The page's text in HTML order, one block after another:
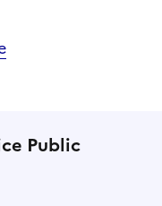
Public